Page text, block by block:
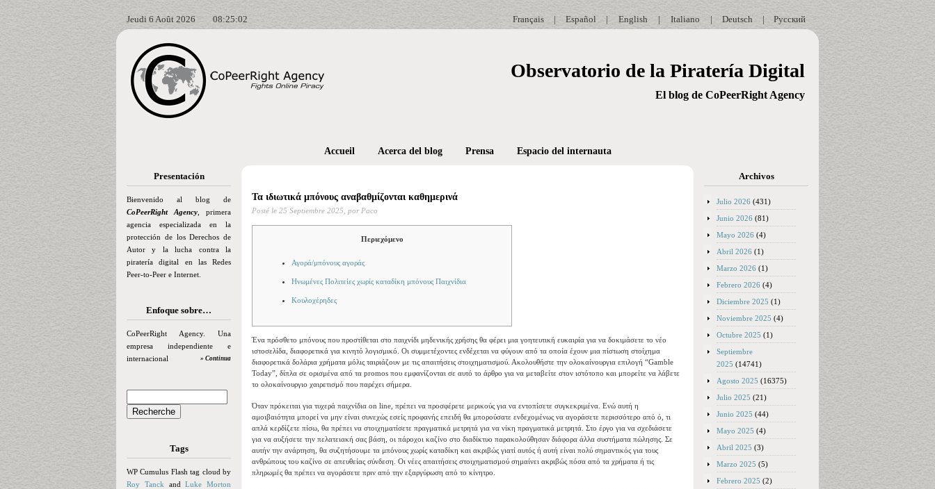
Jeudi 6 Août 2026 08:25:04 Русский
|
Deutsch
|
Italiano
|
English
|
Español
|
Français
Observatorio de la Piratería Digital
El blog de CoPeerRight Agency
Presentación
Bienvenido al blog de
CoPeerRight Agency , primera
agencia especializada en la
protección de los Derechos de
Autor y la lucha contra la
piratería digital en las Redes
Peer-to-Peer e Internet.
Enfoque sobre…
CoPeerRight Agency. Una
empresa independiente e
internacional
» Continua
Tags
WP Cumulus Flash tag cloud by
Roy Tanck andLuke Morton
Accueil Acerca del blog Prensa Espacio del internauta
Τα ιδιωτικά μπόνους αναβαθμίζονται καθημερινά
Posté le 25 Septiembre 2025, por Paco
Περιεχόμενο
Αγορά/μπόνους αγοράς
Ηνωμένες Πολιτείες χωρίς καταδίκη μπόνους Παιχνίδια
Κουλοχέρηδες
Ένα πρόσθετο μπόνους που προστίθεται στο παιχνίδι μηδενικής χρήσης θα φέρει μια γοητευτική ευκαιρία για να δοκιμάσετε το νέο
ιστοσελίδα, διαφορετικά για κινητό λογισμικό. Οι συμμετέχοντες ενδέχεται να φύγουν από τα οποία έχουν μια πίστωση στοίχημα
διαφορετικά δολάρια χρήματα μόλις ταιριάζουν με τις απαιτήσεις στοιχηματισμού. Ακολουθήστε την ολοκαίνουργια επιλογή “Gamble
Today”, δίπλα σε ορισμένα από τα promos που εμφανίζονται σε αυτό το άρθρο για να μεταβείτε στον ιστότοπο και μπορείτε να λάβετε
το ολοκαίνουργιο χαιρετισμό που παρέχει σήμερα.
Όταν πρόκειται για τυχερά παιχνίδια on line, πρέπει να προσφέρετε μερικούς για να εντοπίσετε συγκεκριμένα. Ενώ αυτή η
αμοιβαιότητα μπορεί να μην είναι συνεχώς εσείς προφανής επειδή θα μπορούσατε ενδεχομένως να αγοράσετε περισσότερο από ό, τι
απλά κερδίζετε πίσω, θα πρέπει να στοιχηματίσετε πραγματικά μετρητά για να νίκη πραγματικά μετρητά. Στο έργο για να σχεδιάσετε
για να αυξήσετε την πελατειακή σας βάση, οι πάροχοι καζίνο στο διαδίκτυο παρακολούθησαν διάφορα άλλα συστήματα πώλησης. Σε
αυτήν την ανάρτηση, θα συζητήσουμε τα μπόνους χωρίς καταδίκη και ακριβώς γιατί αυτός ή αυτή είναι πολύ σημαντικός για τους
ανθρώπους του καζίνο σε απευθείας σύνδεση. Οι νέες απαιτήσεις στοιχηματισμού σημαίνει ακριβώς πόσα από τα χρήματα ή τις
πληρωμές θα πρέπει να αγοράσετε πριν από την εξαργύρωση από το κίνητρο.
Archivos
Julio 2026 (431)
Junio 2026 (81)
Mayo 2026 (4)
Abril 2026 (1)
Marzo 2026 (1)
Febrero 2026 (4)
Diciembre 2025 (1)
Noviembre 2025 (4)
Octubre 2025 (1)
Septiembre
2025 (14741)
Agosto 2025 (16375)
Julio 2025 (21)
Junio 2025 (44)
Mayo 2025 (4)
Abril 2025 (3)
Marzo 2025 (5)
Febrero 2025 (2)